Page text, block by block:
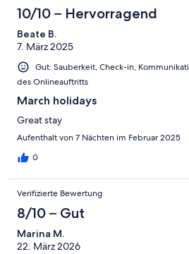
10/10 – Hervorragend
Beate B.
7. März 2025
Gut: Sauberkeit, Check-in,
des Onlineauftritts
March holidays
Great stay
Aufenthalt von 7 Nächten im Februar 2025
0
Verifizierte Bewertung
8/10 – Gut
Marina M.
22. März 2026